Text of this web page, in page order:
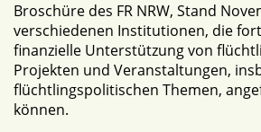
Broschüre des FR NRW, Stand
verschiedenen Institutionen, die
finanzielle Unterstützung von
Projekten und Veranstaltungen,
flüchtlingspolitischen Themen,
können.